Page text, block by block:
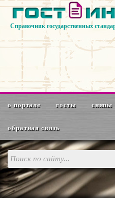
Справочник государственных
о портале госты снипы
обратная связь